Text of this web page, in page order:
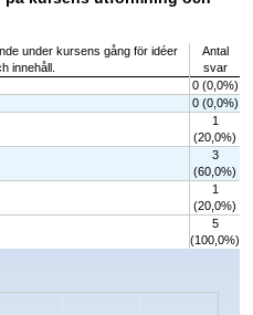
under kursens gång för idéer
innehåll.
Antal
svar
0 (0,0%)
0 (0,0%)
1
(20,0%)
3
(60,0%)
1
(20,0%)
5
(100,0%)